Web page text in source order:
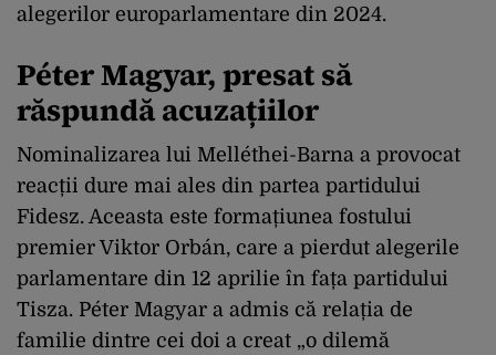
alegerilor europarlamentare din 2024.
Péter Magyar, presat să
răspundă acuzațiilor
Nominalizarea lui Melléthei-Barna a provocat
reacții dure mai ales din partea partidului
Fidesz. Aceasta este formațiunea fostului
premier Viktor Orbán, care a pierdut alegerile
parlamentare din 12 aprilie în fața partidului
Tisza. Péter Magyar a admis că relația de
familie dintre cei doi a creat „o dilemă